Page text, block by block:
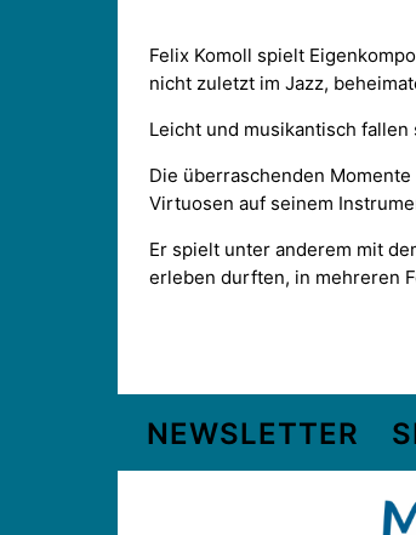
Felix Komoll spielt
nicht zuletzt im Jazz,
Leicht und musikantisch
Die überraschenden
Virtuosen auf seinem
Er spielt unter anderem mit
erleben durften, in mehreren
NEWSLETTER